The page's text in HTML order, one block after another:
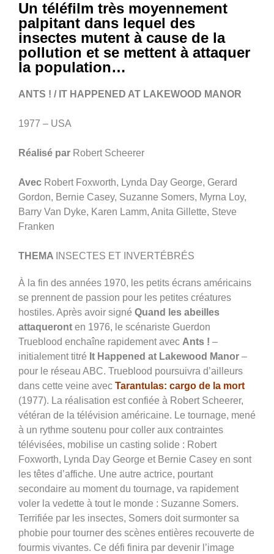
Un téléfilm très moyennement
palpitant dans lequel des
insectes mutent à cause de la
pollution et se mettent à attaquer
la population…
ANTS ! / IT HAPPENED AT LAKEWOOD MANOR
1977 – USA
Réalisé par Robert Scheerer
Avec Robert Foxworth, Lynda Day George, Gerard
Gordon, Bernie Casey, Suzanne Somers, Myrna Loy,
Barry Van Dyke, Karen Lamm, Anita Gillette, Steve
Franken
THEMA INSECTES ET INVERTÉBRÉS
À la fin des années 1970, les petits écrans américains
se prennent de passion pour les petites créatures
hostiles. Après avoir signé Quand les abeilles
attaqueront en 1976, le scénariste Guerdon
Trueblood enchaîne rapidement avec Ants ! –
initialement titré It Happened at Lakewood Manor –
pour le réseau ABC. Trueblood poursuivra d’ailleurs
dans cette veine avec Tarantulas: cargo de la mort
(1977). La réalisation est confiée à Robert Scheerer,
vétéran de la télévision américaine. Le tournage, mené
à un rythme soutenu pour coller aux contraintes
télévisées, mobilise un casting solide : Robert
Foxworth, Lynda Day George et Bernie Casey en sont
les têtes d’affiche. Une autre actrice, pourtant
secondaire au moment du tournage, va rapidement
voler la vedette à tout le monde : Suzanne Somers.
Terrifiée par les insectes, Somers doit surmonter sa
phobie pour tourner des scènes entières recouverte de
fourmis vivantes. Ce défi finira par devenir l’image